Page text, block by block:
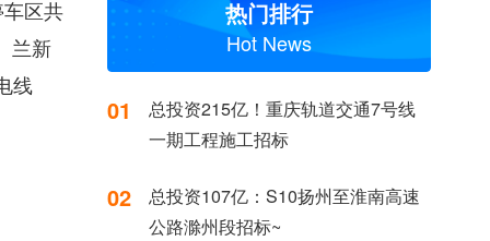
区共
兰新
线
热门排行
Hot News
01
总投资215亿！重庆轨道交通7号线
一期工程施工招标
02
总投资107亿：S10扬州至淮南高速
公路滁州段招标~